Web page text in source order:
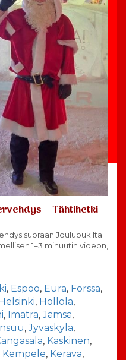
– Tähtihetki
suoraan Joulupukilta
1–3 minuutin videon,
, Espoo, Eura, Forssa,
, Hollola,
, Imatra,Jämsä,
,Jyväskylä,
, Kaskinen,
Kempele, Kerava,